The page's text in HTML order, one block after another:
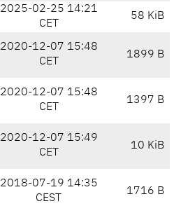
2025-02-25 14:21
CET
58 KiB
2020-12-07 15:48
CET
1899 B
2020-12-07 15:48
CET
1397 B
2020-12-07 15:49
CET
10 KiB
2018-07-19 14:35
CEST
1716 B